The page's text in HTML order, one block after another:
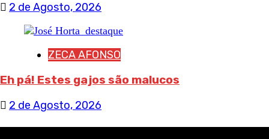
2 de Agosto, 2026
ZECA AFONSO
Eh pá! Estes gajos são malucos
2 de Agosto, 2026